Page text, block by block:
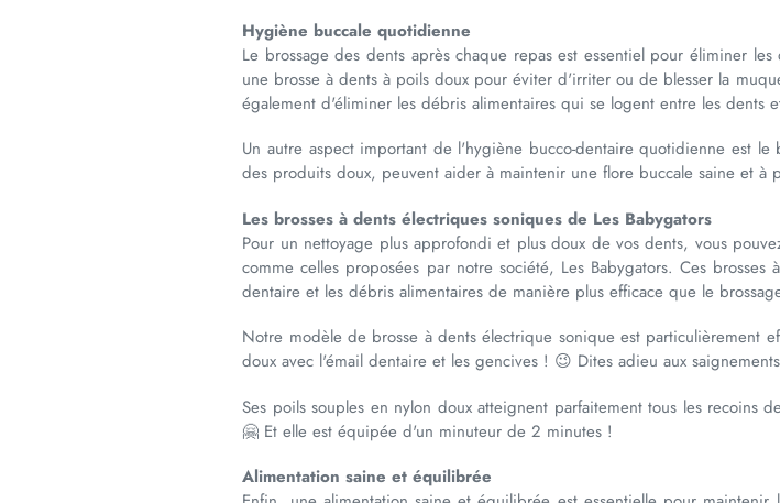
Hygiène buccale quotidienne
Le brossage des dents après chaque repas est essentiel pour éliminer
une brosse à dents à poils doux pour éviter d'irriter ou de blesser la
également d'éliminer les débris alimentaires qui se logent entre les dents
Un autre aspect important de l'hygiène bucco-dentaire quotidienne est
des produits doux, peuvent aider à maintenir une flore buccale saine et à
Les brosses à dents électriques soniques de Les Babygators
Pour un nettoyage plus approfondi et plus doux de vos dents, vous
comme celles proposées par notre société, Les Babygators. Ces
dentaire et les débris alimentaires de manière plus efficace que le
Notre modèle de brosse à dents électrique sonique est particulièrement
doux avec l'émail dentaire et les gencives ! 😉 Dites adieu aux
Ses poils souples en nylon doux atteignent parfaitement tous les recoins
🤗 Et elle est équipée d'un minuteur de 2 minutes !
Alimentation saine et équilibrée